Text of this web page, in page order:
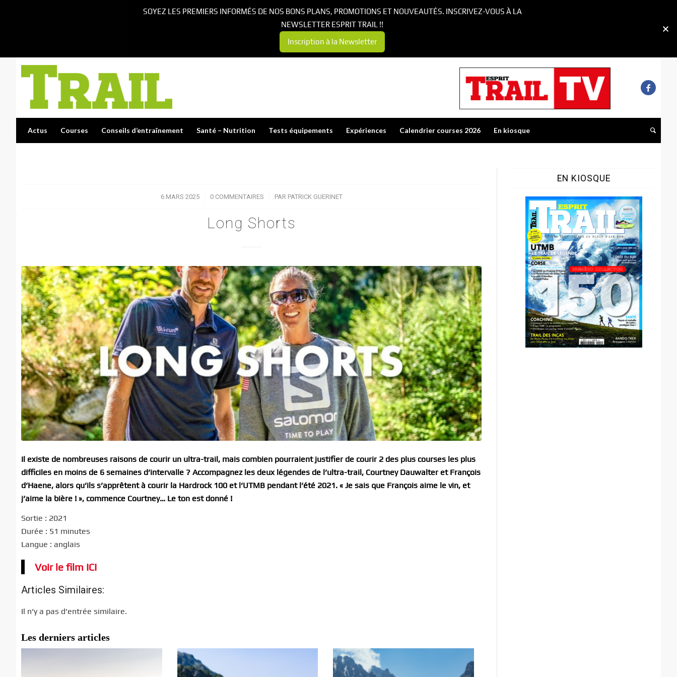
Actus Courses Conseils d’entraînement Santé – Nutrition Tests équipements Expériences Calendrier courses 2026 En kiosque
6 MARS 2025
/ 0 COMMENTAIRES
/ PAR PATRICK GUERINET
Long Shorts
Il existe de nombreuses raisons de courir un ultra-trail, mais combien pourraient justifier de courir 2 des plus courses les plus
difficiles en moins de 6 semaines d’intervalle ? Accompagnez les deux légendes de l’ultra-trail, Courtney Dauwalter et François
d’Haene, alors qu’ils s’apprêtent à courir la Hardrock 100 et l’UTMB pendant l’été 2021. « Je sais que François aime le vin, et
j’aime la bière ! », commence Courtney… Le ton est donné !
Sortie : 2021
Durée : 51 minutes
Langue : anglais
Voir le film ICI
Articles Similaires:
Il n’y a pas d’entrée similaire.
Les derniers articles
EN KIOSQUE
SOYEZ LES PREMIERS INFORMÉS DE NOS BONS PLANS, PROMOTIONS ET NOUVEAUTÉS. INSCRIVEZ-VOUS À LA
NEWSLETTER ESPRIT TRAIL !!
Inscription à la Newsletter